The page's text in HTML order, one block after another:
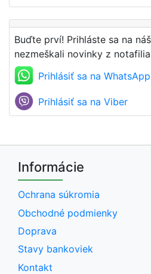
Buďte prví! Prihláste sa na
nezmeškali novinky z
Prihlásiť sa na WhatsApp
Prihlásiť sa na Viber
Informácie
Ochrana súkromia
Obchodné podmienky
Doprava
Stavy bankoviek
Kontakt